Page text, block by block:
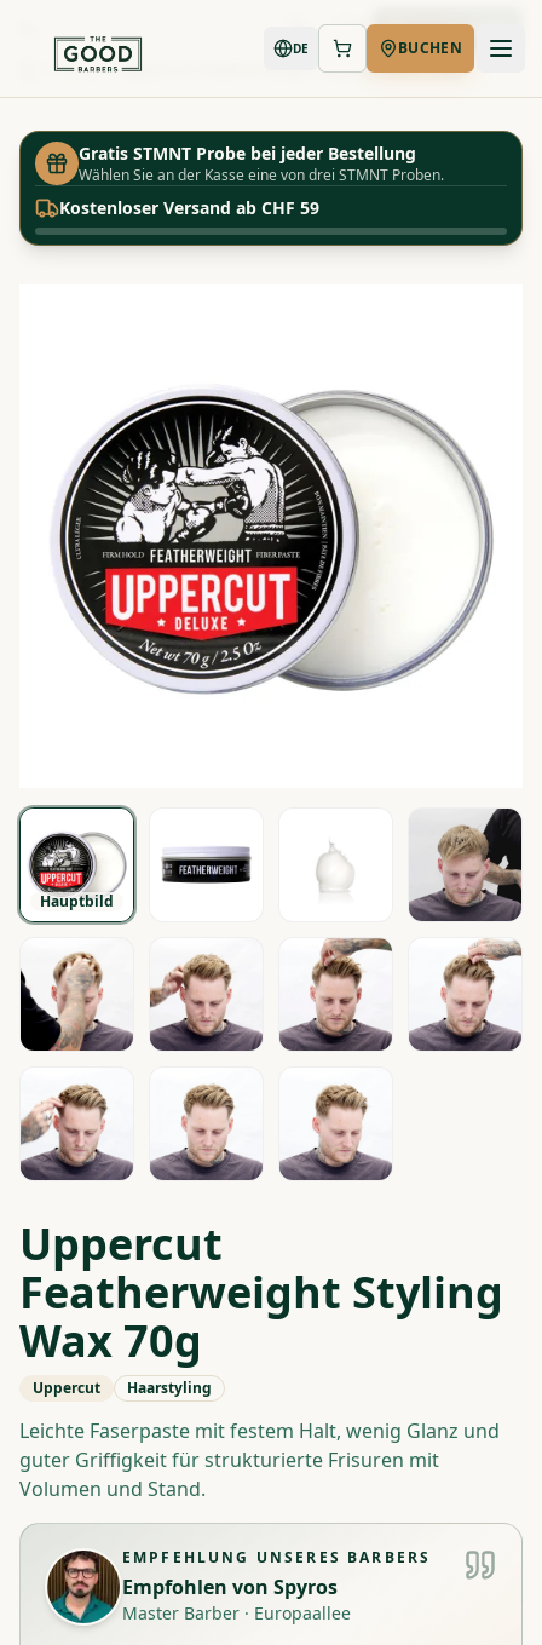
Jetzt buchen
DE BUCHEN
Startseite
Shop Uppercut Featherweight Styling Wax - 70g
Gratis STMNT Probe bei jeder Bestellung
Wählen Sie an der Kasse eine von drei STMNT Proben.
Kostenloser Versand ab CHF 59
Hauptbild
Uppercut
Featherweight Styling
Wax 70g
Uppercut Haarstyling
Leichte Faserpaste mit festem Halt, wenig Glanz und
guter Griffigkeit für strukturierte Frisuren mit
Volumen und Stand.
EMPFEHLUNG UNSERES BARBERS
Empfohlen von Spyros
Master Barber · Europaallee